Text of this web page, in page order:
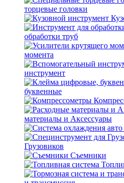
торцевые головки
обработки труб
момента
инструмент
буквенные
материалы и Аксессуары
Грузовиков
Съемники